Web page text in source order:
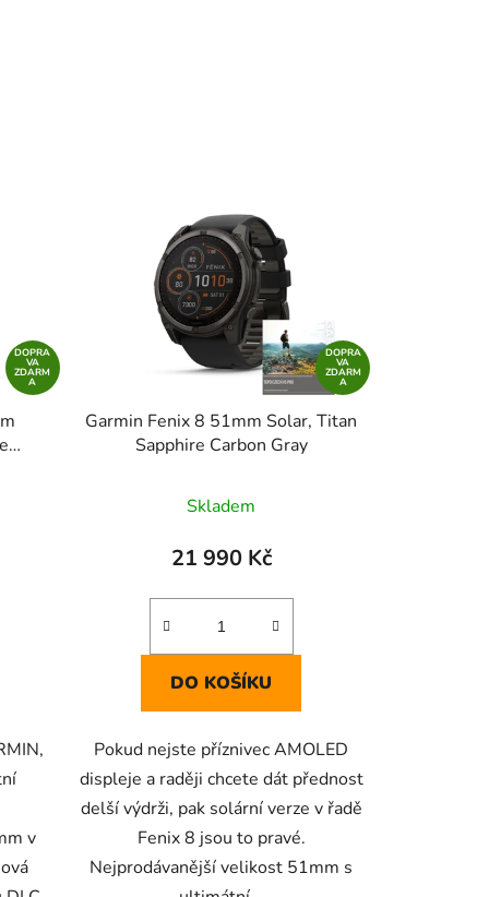
DOPRA
VA
ZDARM
A
v
DOPRA
VA
ZDARM
A
Garmin Fenix 8 51mm Solar, Titan
Sapphire Carbon Gray
Skladem
21 990 Kč
DO KOŠÍKU
Pokud nejste příznivec AMOLED
displeje a raději chcete dát přednost
delší výdrži, pak solární verze v řadě
Fenix 8 jsou to pravé.
Nejprodávanější velikost 51mm s